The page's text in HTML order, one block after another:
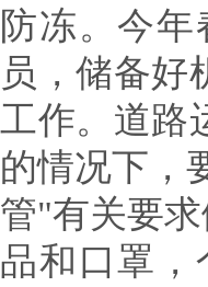
防冻。 今年
员，储备好
工作。道路
的情况下，
管"有关要
品和口罩